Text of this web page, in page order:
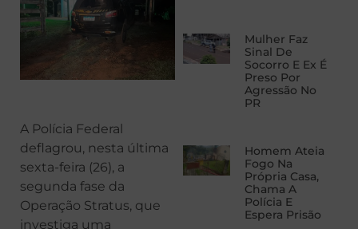
A Polícia Federal
deflagrou, nesta última
sexta-feira (26), a
segunda fase da
Operação Stratus, que
investiga uma
Mulher Faz
Sinal De
Socorro E Ex É
Preso Por
Agressão No
PR
Homem Ateia
Fogo Na
Própria Casa,
Chama A
Polícia E
Espera Prisão